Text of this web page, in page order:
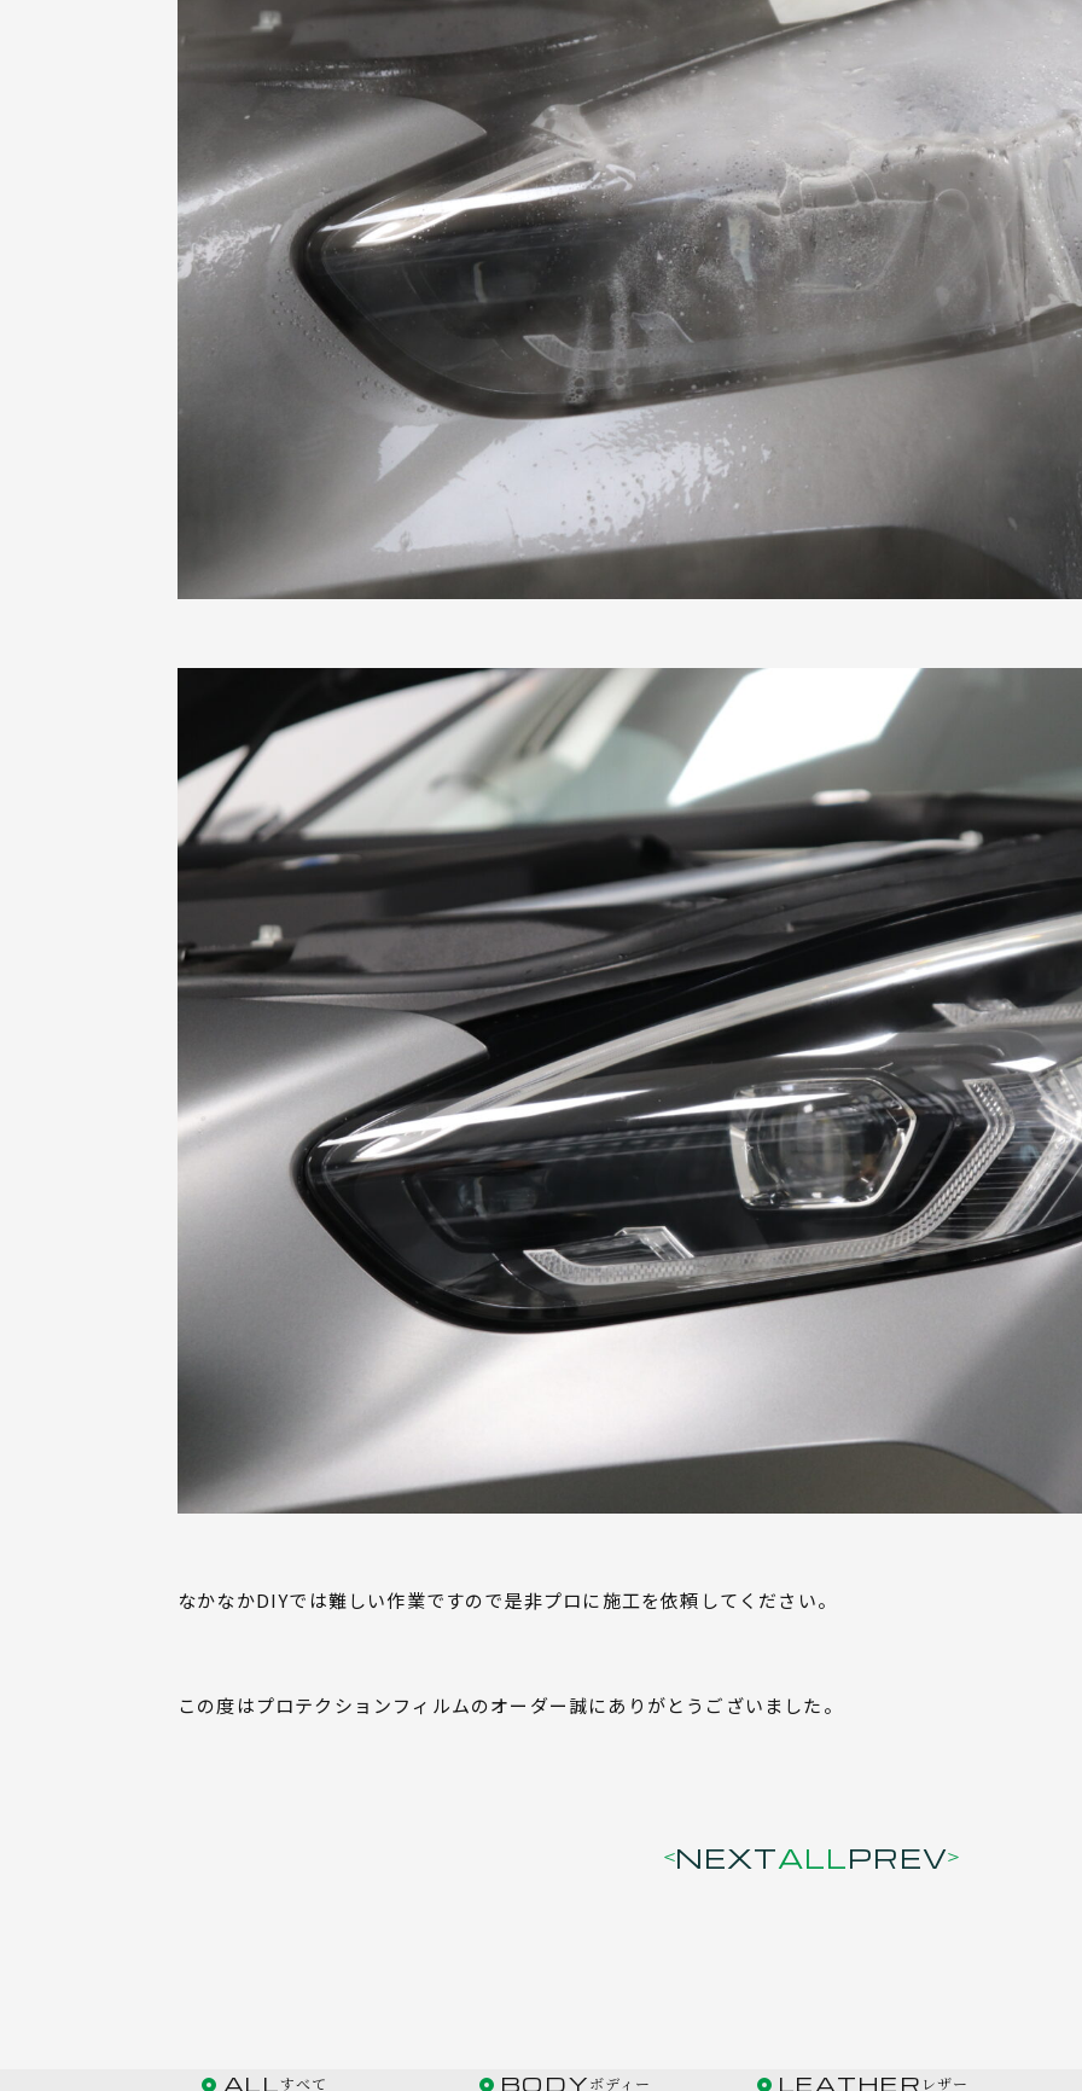
なかなかDIYでは難しい作業ですので是非プロに施工を依頼してください。
この度はプロテクションフィルムのオーダー誠にありがとうございました。
NEXTALLPREV
ALLすべて BODYボディー LEATHER レザー